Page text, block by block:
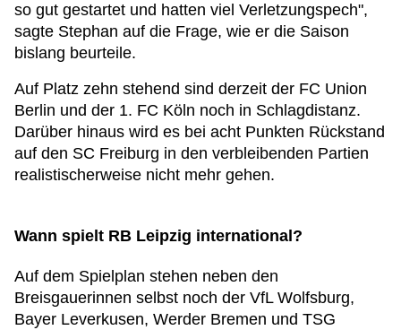
so gut gestartet und hatten viel Verletzungspech",
sagte Stephan auf die Frage, wie er die Saison
bislang beurteile.
Auf Platz zehn stehend sind derzeit der FC Union
Berlin und der 1. FC Köln noch in Schlagdistanz.
Darüber hinaus wird es bei acht Punkten Rückstand
auf den SC Freiburg in den verbleibenden Partien
realistischerweise nicht mehr gehen.
Wann spielt RB Leipzig international?
Auf dem Spielplan stehen neben den
Breisgauerinnen selbst noch der VfL Wolfsburg,
Bayer Leverkusen, Werder Bremen und TSG